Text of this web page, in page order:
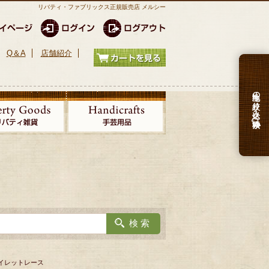
リバティ・ファブリックス正規販売店 メルシー
Q＆A 店舗紹介
生地の絞り込み検索
レットレース